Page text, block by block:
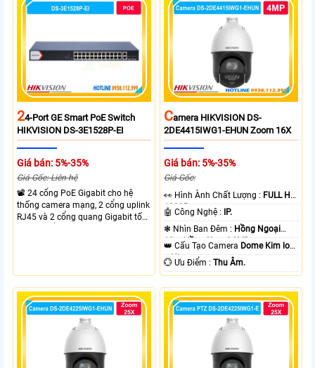
lên đến 300m cho hệ thống
24-Port GE Smart PoE Switch
HIKVISION DS-3E1528P-EI
Giá bán: 5%-35%
Giá Gốc: Liên hệ
📽 24 cổng PoE Gigabit cho hệ
thống camera mạng, 2 cổng uplink
RJ45 và 2 cổng quang Gigabit tốc
CAmera HIKVISION DS-
2DE4415IWG1-EHUN Zoom 16X
Giá bán: 5%-35%
Giá Gốc:
️👀 Hình Ành Chất Lượng : FULL HD
1080P .
🤖️ Công Nghệ :
IP.
❃ Nhìn Ban Đêm : Hồng Ngoại
10m Hồng Ngoại SMD.
👑 Cấu Tạo Camera Dome Kim loại
+ Nhựa.
️💮 Ưu Điểm :Thu Âm.